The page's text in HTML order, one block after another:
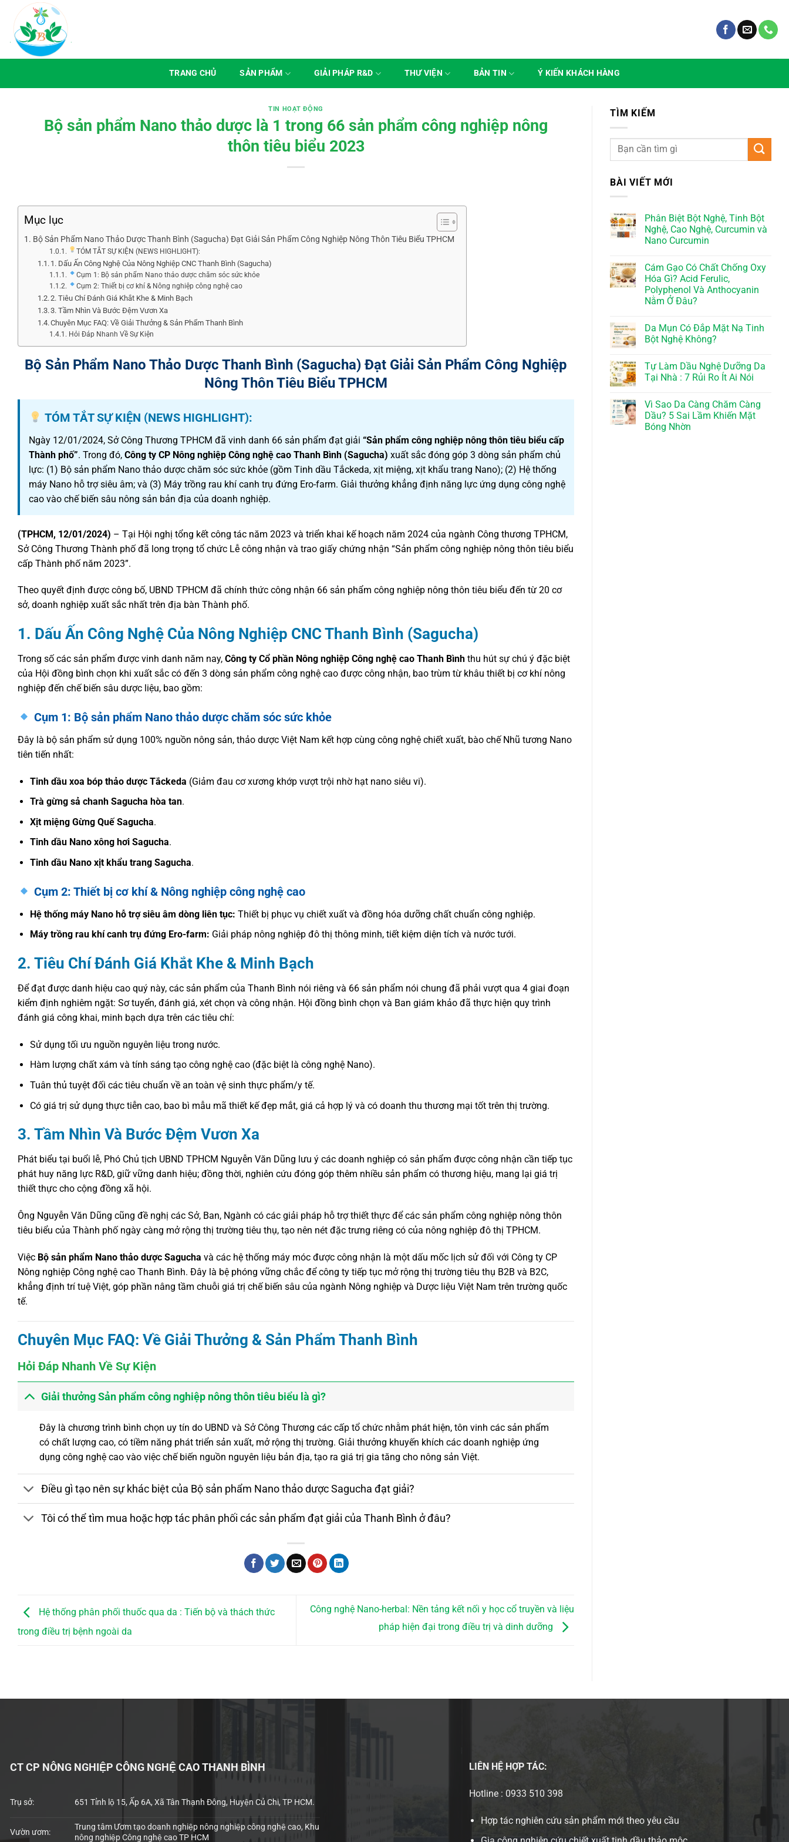
Chuyển
đến
dung
TRANG CHỦ SẢN PHẨM GIẢI PHÁP R&D THƯ VIỆN BẢN TIN Ý KIẾN KHÁCH HÀNG
TIN HOẠT ĐỘNG
Bộ sản phẩm Nano thảo dược là 1 trong 66 sản phẩm công nghiệp nông
thôn tiêu biểu 2023
Mục lục
Bộ Sản Phẩm Nano Thảo Dược Thanh Bình (Sagucha) Đạt Giải Sản Phẩm Công Nghiệp Nông Thôn Tiêu Biểu TPHCM
TÓM TẮT SỰ KIỆN (NEWS HIGHLIGHT):
1. Dấu Ấn Công Nghệ Của Nông Nghiệp CNC Thanh Bình (Sagucha)
Cụm 1: Bộ sản phẩm Nano thảo dược chăm sóc sức khỏe
Cụm 2: Thiết bị cơ khí & Nông nghiệp công nghệ cao
2. Tiêu Chí Đánh Giá Khắt Khe & Minh Bạch
3. Tầm Nhìn Và Bước Đệm Vươn Xa
Chuyên Mục FAQ: Về Giải Thưởng & Sản Phẩm Thanh Bình
Hỏi Đáp Nhanh Về Sự Kiện
Bộ Sản Phẩm Nano Thảo Dược Thanh Bình (Sagucha) Đạt Giải Sản Phẩm Công Nghiệp
Nông Thôn Tiêu Biểu TPHCM
TÓM TẮT SỰ KIỆN (NEWS HIGHLIGHT):
Ngày 12/01/2024, Sở Công Thương TPHCM đã vinh danh 66 sản phẩm đạt giải “Sản phẩm công nghiệp nông thôn tiêu biểu cấp
Thành phố”. Trong đó, Công ty CP Nông nghiệp Công nghệ cao Thanh Bình (Sagucha) xuất sắc đóng góp 3 dòng sản phẩm chủ
lực: (1) Bộ sản phẩm Nano thảo dược chăm sóc sức khỏe (gồm Tinh dầu Tắckeda, xịt miệng, xịt khẩu trang Nano); (2) Hệ thống
máy Nano hỗ trợ siêu âm; và (3) Máy trồng rau khí canh trụ đứng Ero-farm. Giải thưởng khẳng định năng lực ứng dụng công nghệ
cao vào chế biến sâu nông sản bản địa của doanh nghiệp.
(TPHCM, 12/01/2024) – Tại Hội nghị tổng kết công tác năm 2023 và triển khai kế hoạch năm 2024 của ngành Công thương TPHCM,
Sở Công Thương Thành phố đã long trọng tổ chức Lễ công nhận và trao giấy chứng nhận “Sản phẩm công nghiệp nông thôn tiêu biểu
cấp Thành phố năm 2023”.
Theo quyết định được công bố, UBND TPHCM đã chính thức công nhận 66 sản phẩm công nghiệp nông thôn tiêu biểu đến từ 20 cơ
sở, doanh nghiệp xuất sắc nhất trên địa bàn Thành phố.
1. Dấu Ấn Công Nghệ Của Nông Nghiệp CNC Thanh Bình (Sagucha)
Trong số các sản phẩm được vinh danh năm nay, Công ty Cổ phần Nông nghiệp Công nghệ cao Thanh Bình thu hút sự chú ý đặc biệt
của Hội đồng bình chọn khi xuất sắc có đến 3 dòng sản phẩm công nghệ cao được công nhận, bao trùm từ khâu thiết bị cơ khí nông
nghiệp đến chế biến sâu dược liệu, bao gồm:
Cụm 1: Bộ sản phẩm Nano thảo dược chăm sóc sức khỏe
Đây là bộ sản phẩm sử dụng 100% nguồn nông sản, thảo dược Việt Nam kết hợp cùng công nghệ chiết xuất, bào chế Nhũ tương Nano
tiên tiến nhất:
Tinh dầu xoa bóp thảo dược Tắckeda (Giảm đau cơ xương khớp vượt trội nhờ hạt nano siêu vi).
Trà gừng sả chanh Sagucha hòa tan.
Xịt miệng Gừng Quế Sagucha.
Tinh dầu Nano xông hơi Sagucha.
Tinh dầu Nano xịt khẩu trang Sagucha.
Cụm 2: Thiết bị cơ khí & Nông nghiệp công nghệ cao
Hệ thống máy Nano hỗ trợ siêu âm dòng liên tục: Thiết bị phục vụ chiết xuất và đồng hóa dưỡng chất chuẩn công nghiệp.
Máy trồng rau khí canh trụ đứng Ero-farm: Giải pháp nông nghiệp đô thị thông minh, tiết kiệm diện tích và nước tưới.
2. Tiêu Chí Đánh Giá Khắt Khe & Minh Bạch
Để đạt được danh hiệu cao quý này, các sản phẩm của Thanh Bình nói riêng và 66 sản phẩm nói chung đã phải vượt qua 4 giai đoạn
kiểm định nghiêm ngặt: Sơ tuyển, đánh giá, xét chọn và công nhận. Hội đồng bình chọn và Ban giám khảo đã thực hiện quy trình
đánh giá công khai, minh bạch dựa trên các tiêu chí:
Sử dụng tối ưu nguồn nguyên liệu trong nước.
Hàm lượng chất xám và tính sáng tạo công nghệ cao (đặc biệt là công nghệ Nano).
Tuân thủ tuyệt đối các tiêu chuẩn về an toàn vệ sinh thực phẩm/y tế.
Có giá trị sử dụng thực tiễn cao, bao bì mẫu mã thiết kế đẹp mắt, giá cả hợp lý và có doanh thu thương mại tốt trên thị trường.
3. Tầm Nhìn Và Bước Đệm Vươn Xa
Phát biểu tại buổi lễ, Phó Chủ tịch UBND TPHCM Nguyễn Văn Dũng lưu ý các doanh nghiệp có sản phẩm được công nhận cần tiếp tục
phát huy năng lực R&D, giữ vững danh hiệu; đồng thời, nghiên cứu đóng góp thêm nhiều sản phẩm có thương hiệu, mang lại giá trị
thiết thực cho cộng đồng xã hội.
Ông Nguyễn Văn Dũng cũng đề nghị các Sở, Ban, Ngành có các giải pháp hỗ trợ thiết thực để các sản phẩm công nghiệp nông thôn
tiêu biểu của Thành phố ngày càng mở rộng thị trường tiêu thụ, tạo nên nét đặc trưng riêng có của nông nghiệp đô thị TPHCM.
Việc Bộ sản phẩm Nano thảo dược Sagucha và các hệ thống máy móc được công nhận là một dấu mốc lịch sử đối với Công ty CP
Nông nghiệp Công nghệ cao Thanh Bình. Đây là bệ phóng vững chắc để công ty tiếp tục mở rộng thị trường tiêu thụ B2B và B2C,
khẳng định trí tuệ Việt, góp phần nâng tầm chuỗi giá trị chế biến sâu của ngành Nông nghiệp và Dược liệu Việt Nam trên trường quốc
tế.
Chuyên Mục FAQ: Về Giải Thưởng & Sản Phẩm Thanh Bình
Hỏi Đáp Nhanh Về Sự Kiện
Giải thưởng Sản phẩm công nghiệp nông thôn tiêu biểu là gì?
Đây là chương trình bình chọn uy tín do UBND và Sở Công Thương các cấp tổ chức nhằm phát hiện, tôn vinh các sản phẩm
có chất lượng cao, có tiềm năng phát triển sản xuất, mở rộng thị trường. Giải thưởng khuyến khích các doanh nghiệp ứng
dụng công nghệ cao vào việc chế biến nguồn nguyên liệu bản địa, tạo ra giá trị gia tăng cho nông sản Việt.
Điều gì tạo nên sự khác biệt của Bộ sản phẩm Nano thảo dược Sagucha đạt giải?
Tôi có thể tìm mua hoặc hợp tác phân phối các sản phẩm đạt giải của Thanh Bình ở đâu?
Hệ thống phân phối thuốc qua da : Tiến bộ và thách thức
trong điều trị bệnh ngoài da
Công nghệ Nano-herbal: Nền tảng kết nối y học cổ truyền và liệu
pháp hiện đại trong điều trị và dinh dưỡng
TÌM KIẾM
BÀI VIẾT MỚI
Phân Biệt Bột Nghệ, Tinh Bột
Nghệ, Cao Nghệ, Curcumin và
Nano Curcumin
Cám Gạo Có Chất Chống Oxy
Hóa Gì? Acid Ferulic,
Polyphenol Và Anthocyanin
Nằm Ở Đâu?
Da Mụn Có Đắp Mặt Nạ Tinh
Bột Nghệ Không?
Tự Làm Dầu Nghệ Dưỡng Da
Tại Nhà : 7 Rủi Ro Ít Ai Nói
Vì Sao Da Càng Chăm Càng
Dầu? 5 Sai Lầm Khiến Mặt
Bóng Nhờn
CT CP NÔNG NGHIỆP CÔNG NGHỆ CAO THANH BÌNH
Trụ sở: 651 Tỉnh lộ 15, Ấp 6A, Xã Tân Thạnh Đông, Huyện Củ Chi, TP HCM.
Vườn ươm:
Trung tâm Ươm tạo doanh nghiệp nông nghiệp công nghệ cao, Khu
nông nghiệp Công nghệ cao TP HCM
LIÊN HỆ HỢP TÁC:
Hotline : 0933 510 398
Hợp tác nghiên cứu sản phẩm mới theo yêu cầu